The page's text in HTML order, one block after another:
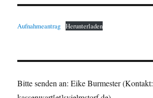
Aufnahmeantrag Herunterladen
Bitte senden an: Eike Burmester (Kontakt: